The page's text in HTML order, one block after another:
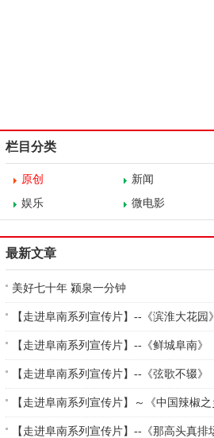
栏目分类
原创
新闻
娱乐
微电影
最新文章
美好七十年 颍泉一分钟
【走进阜南系列宣传片】--《滨淮大花园》
【走进阜南系列宣传片】--《鲜城阜南》
【走进阜南系列宣传片】--《弦歌不辍》
【走进阜南系列宣传片】～《中国辣椒之
——会龙》
【走进阜南系列宣传片】--《那高头真排